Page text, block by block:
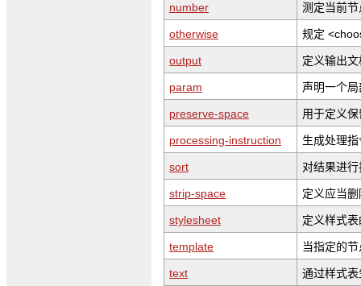
number 测定当前
otherwise 规定
output 定义输出
param 声明一个
preserve-space 用于定义
processing-instruction 生成处理
sort 对结果进
strip-space 定义应当
stylesheet 定义样式
template 当指定的
text 通过样式